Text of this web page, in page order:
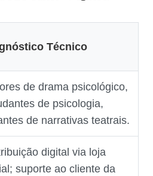
Técnico
de drama psicológico,
de psicologia,
de narrativas teatrais.
digital via loja
suporte ao cliente da